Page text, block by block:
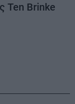
Ten Brinke